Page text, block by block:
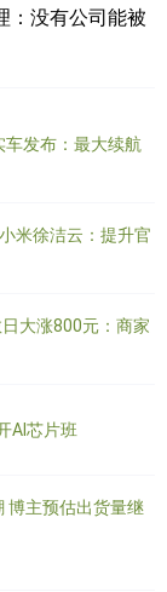
：没有公司能被
发布：最大续航
米徐洁云：提升官
大涨800元：商家
AI芯片班
博主预估出货量继